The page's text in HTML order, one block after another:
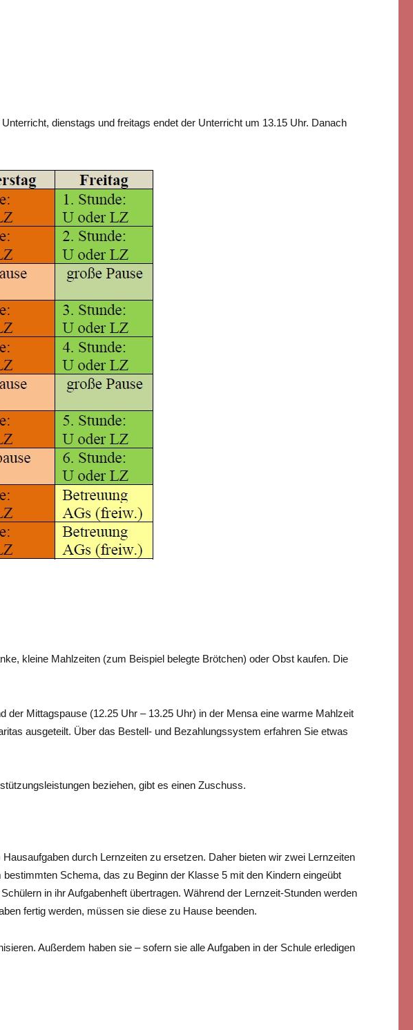
dienstags und freitags endet der Unterricht um 13.15 Uhr. Danach
kleine Mahlzeiten (zum Beispiel belegte Brötchen) oder Obst kaufen. Die
Mittagspause (12.25 Uhr – 13.25 Uhr) in der Mensa eine warme Mahlzeit
ausgeteilt. Über das Bestell- und Bezahlungssystem erfahren Sie etwas
beziehen, gibt es einen Zuschuss.
durch Lernzeiten zu ersetzen. Daher bieten wir zwei Lernzeiten
Schema, das zu Beginn der Klasse 5 mit den Kindern eingeübt
in ihr Aufgabenheft übertragen. Während der Lernzeit-Stunden werden
fertig werden, müssen sie diese zu Hause beenden.
Außerdem haben sie – sofern sie alle Aufgaben in der Schule erledigen